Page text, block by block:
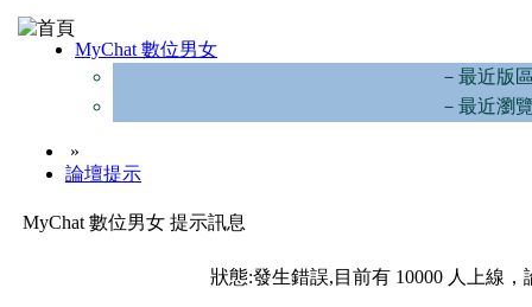
MyChat 數位男女
－最近版
－最近瀏
»
論壇提示
MyChat 數位男女 提示訊息
狀態:發生錯誤,目前有 10000 人上線